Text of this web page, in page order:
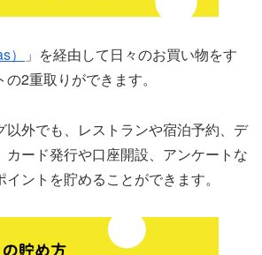
」を経由して日々のお買い物をす
2重取りができます。
以外でも、レストランや宿泊予約、デ
カード発行や口座開設、アンケートな
ントを貯めることができます。